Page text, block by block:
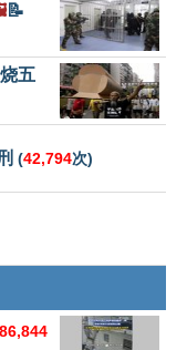
📝
五
(42,794次)
86,844